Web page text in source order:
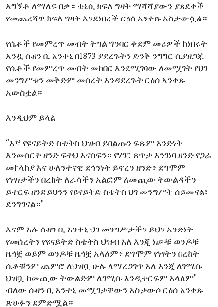
አግኝቶ ለማለፍ በቃ። ቴኔሲ ክፍለ ግዛት ማሻሻያውን ያጸደቀች
የመጨረሻዋ ክፍለ ግዛት እንደነበረች ርዕሰ አንቀጹ አስታውሷል።
የሴቶች የመምረጥ መብት ትግል ግንባር ቀደም መሪዎች ከነበሩት
አንዷ ሱዘን ቢ አንተኒ በ1873 ያደረጉትን ድንቅ ንግግር ሲያዘጋጁ
የሴቶች የመምረጥ መብት መከበር እንደሚገባው ለመሟገት የህገ
መንግሥቱን መቅድም መሰረት እንዳደረጉት ርዕሰ አንቀጹ
አውስቷል።
እንዲህም ይላል
“እኛ የዩናይትድ ስቴትስ ህዝብ ይበልጡን ፍጹም አንድነት
እንመሰርት ዘንድ ፍትህ እናሰፍን። የሃገር ጸጥታ እንገነባ ዘንድ የጋራ
መከላከያ እና ሁለንተናዊ ደኅንነት ይኖረን ዘንድ፥ ደግሞም
የነፃነታችን በረከት ለራሳችን አልፎም ለመጪው ትውልዳችን
ይተርፍ ዘንድይህንን የዩናይትድ ስቴትስ ህገ መንግሥት ሰይመናል፣
ደንግገናል።"
እናም አሉ ሱዘን ቢ አንተኒ ህገ መንግሥታችን ይህን አንድነት
የመሰረትን የዩናይትድ ስቴትስ ህዝብ አለ እንጂ ነጮቹ ወንዶቹ
ዜጎቿ ወይም ወንዶቹ ዜጎቿ አላለም፥ ደግሞም የነፃትን በረከት
ሴቶቹንም ጨምሮ ለህዝቧ ሁሉ ለማረጋገጥ አለ እንጂ ለገሚሱ
ህዝቧ ከመጪው ትውልድም ለገሚሱ እንዲተርፍም አላለም"
ብለው ሱዘን ቢ አንተኒ መሟገታቸውን አስታውሶ ርዕሰ አንቀጹ
ጽሁፉን ደምድሟል።